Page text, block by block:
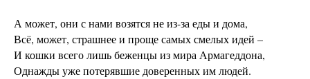
А может, они с нами возятся не из-за еды и дома,
Всё, может, страшнее и проще самых смелых идей –
И кошки всего лишь беженцы из мира Армагеддона,
Однажды уже потерявшие доверенных им людей.